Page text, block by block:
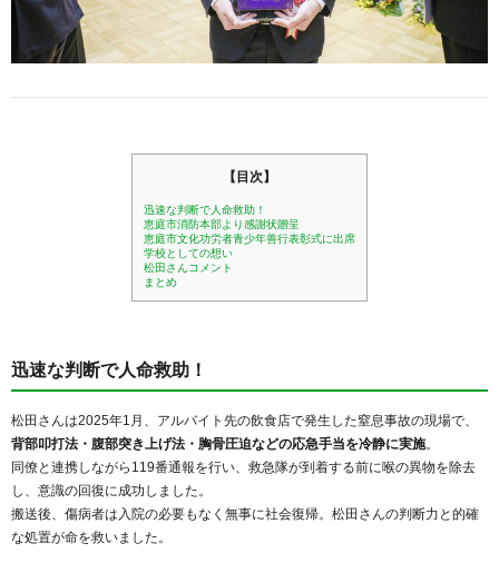
【目次】
迅速な判断で人命救助！
恵庭市消防本部より感謝状贈呈
恵庭市文化功労者青少年善行表彰式に出席
学校としての想い
松田さんコメント
まとめ
迅速な判断で人命救助！
松田さんは2025年1月、アルバイト先の飲食店で発生した窒息事故の現場で、
背部叩打法・腹部突き上げ法・胸骨圧迫などの応急手当を冷静に実施。
同僚と連携しながら119番通報を行い、救急隊が到着する前に喉の異物を除去
し、意識の回復に成功しました。
搬送後、傷病者は入院の必要もなく無事に社会復帰。松田さんの判断力と的確
な処置が命を救いました。